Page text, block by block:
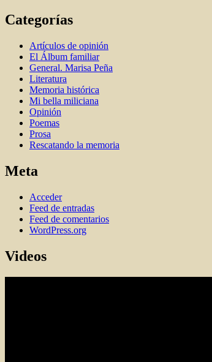
Categorías
Artí­culos de opinión
El Álbum familiar
General. Marisa Peña
Literatura
Memoria histórica
Mi bella miliciana
Opinión
Poemas
Prosa
Rescatando la memoria
Meta
Acceder
Feed de entradas
Feed de comentarios
WordPress.org
Videos